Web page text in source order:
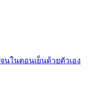
นในตอนเย็นด้วยตัวเอง